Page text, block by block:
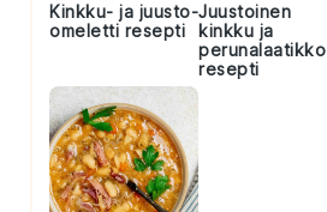
Kinkku- ja juusto-
omeletti resepti
Juustoinen
kinkku ja
perunalaatikko
resepti